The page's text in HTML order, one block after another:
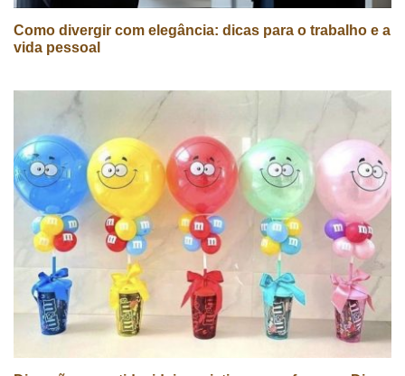
Como divergir com elegância: dicas para o trabalho e a
vida pessoal